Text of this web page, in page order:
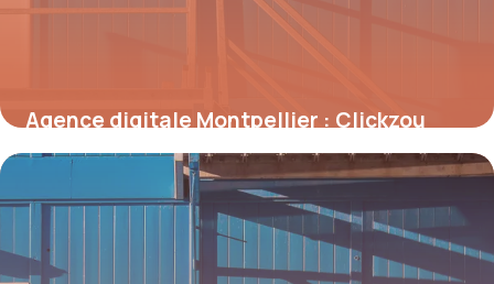
Agence digitale Montpellier : Clickzou
2026